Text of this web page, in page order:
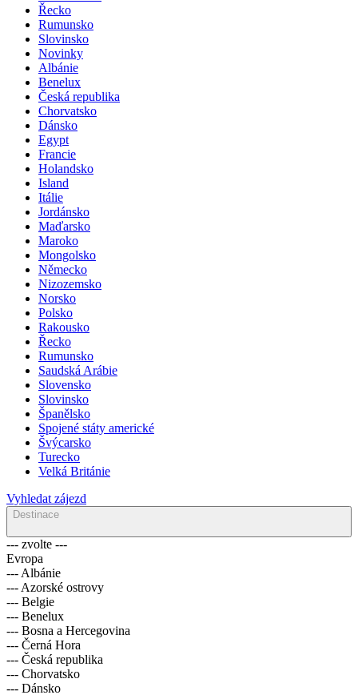
Řecko
Rumunsko
Slovinsko
Novinky
Albánie
Benelux
Česká republika
Chorvatsko
Dánsko
Egypt
Francie
Holandsko
Island
Itálie
Jordánsko
Maďarsko
Maroko
Mongolsko
Německo
Nizozemsko
Norsko
Polsko
Rakousko
Řecko
Rumunsko
Saudská Arábie
Slovensko
Slovinsko
Španělsko
Spojené státy americké
Švýcarsko
Turecko
Velká Británie
Vyhledat zájezd
Destinace
--- zvolte ---
Evropa
--- Albánie
--- Azorské ostrovy
--- Belgie
--- Benelux
--- Bosna a Hercegovina
--- Černá Hora
--- Česká republika
--- Chorvatsko
--- Dánsko